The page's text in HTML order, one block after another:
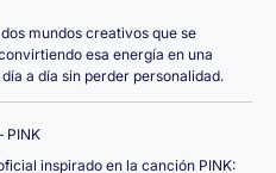
mundos creativos que se
esa energía en una
a día sin perder personalidad.
PINK
inspirado en la canción PINK: